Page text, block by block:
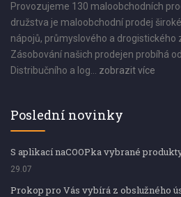
Provozujeme 130 maloobchodních
družstva je maloobchodní prodej
nápojů, průmyslového a drogistického
Zásobování našich prodejen probíhá
Distribučního a log... zobrazit více
Poslední novinky
S aplikací naCOOPka vybrané
29.07
Prokop pro Vás vybírá z obslužného